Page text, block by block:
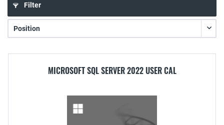
Filter
MICROSOFT SQL SERVER 2022 USER CAL